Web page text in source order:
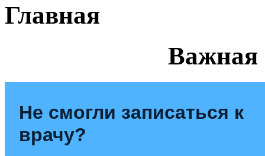
Главная
Важная
Не смогли записаться к
врачу?